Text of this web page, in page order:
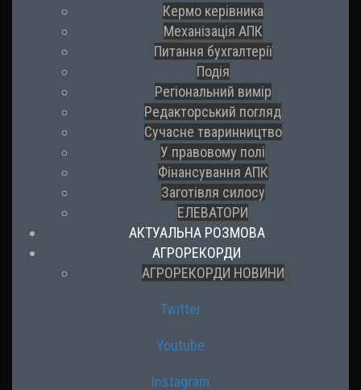
Кермо керівника
Механізація АПК
Питання бухгалтерії
Подія
Регіональний вимір
Редакторський погляд
Сучасне тваринництво
У правовому полі
Фінансування АПК
Заготівля силосу
ЕЛЕВАТОРИ
АКТУАЛЬНА РОЗМОВА
АГРОРЕКОРДИ
АГРОРЕКОРДИ НОВИНИ
Twitter
Youtube
Instagram